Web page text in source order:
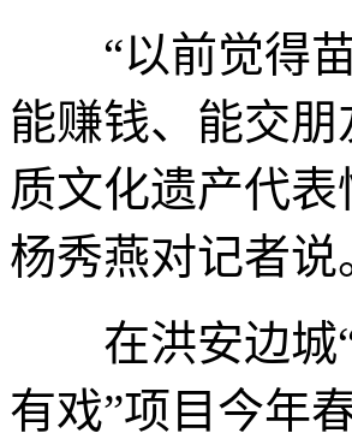
“以前觉得苗
能赚钱、能交
质文化遗产代
杨秀燕对记者说
在洪安边城“
有戏”项目今年